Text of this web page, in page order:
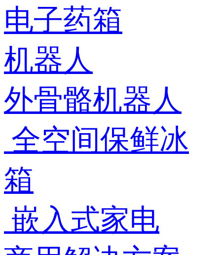
电子药箱
机器人
外骨骼机器人
全空间保鲜冰
箱
嵌入式家电